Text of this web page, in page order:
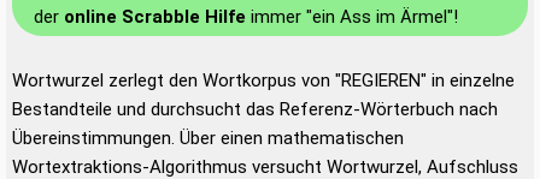
der online Scrabble Hilfe immer "ein Ass im Ärmel"!
Wortwurzel zerlegt den Wortkorpus von "REGIEREN" in einzelne
Bestandteile und durchsucht das Referenz-Wörterbuch nach
Übereinstimmungen. Über einen mathematischen
Wortextraktions-Algorithmus versucht Wortwurzel, Aufschluss